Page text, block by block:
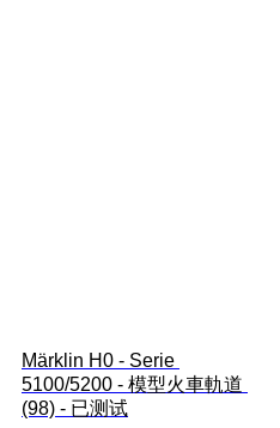
Märklin H0 - Serie
5100/5200 - 模型火車軌道
(98) - 已测试